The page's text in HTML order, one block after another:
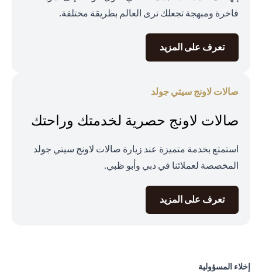
فاخرة ومبهجة تجعلك ترى العالم بطريقة مختلفة.
تعرف على المزيد
صالات لاونج سيتي جولد
صالات لاونج حصرية لخدمتك وراحتك
استمتع بخدمة متميزة عند زيارة صالات لاونج سيتي جولد
المخصصة لعملائنا في دبي وأبو ظبي.
تعرف على المزيد
إخلاء المسؤولية